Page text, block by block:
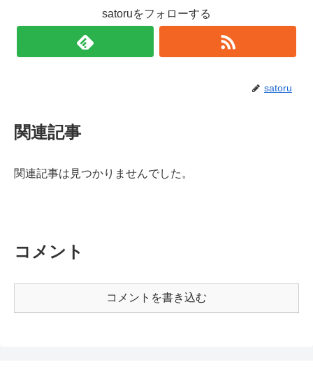
satoruをフォローする
satoru
関連記事
関連記事は見つかりませんでした。
コメント
コメントを書き込む